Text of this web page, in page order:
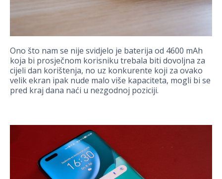
Ono što nam se nije svidjelo je baterija od 4600 mAh
koja bi prosječnom korisniku trebala biti dovoljna za
cijeli dan korištenja, no uz konkurente koji za ovako
velik ekran ipak nude malo više kapaciteta, mogli bi se
pred kraj dana naći u nezgodnoj poziciji.